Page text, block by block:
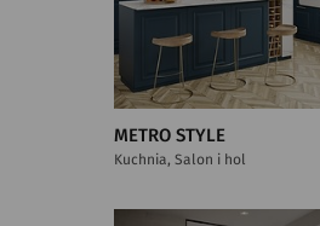
METRO STYLE
Kuchnia, Salon i hol